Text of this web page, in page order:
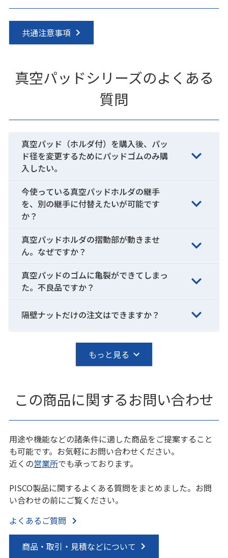
共通注意事項
真空パッドシリーズのよくある
質問
真空パッド（ホルダ付）を購入後、パッ
ド径を変更するためにパッドゴムのみ購
入したい。
今使っている真空パッドホルダの継手
を、別の継手に付替えたいが可能です
か？
真空パッドホルダの摺動部が動きませ
ん。なぜですか？
真空パッドのゴムに亀裂ができてしまっ
た。不良品ですか？
隔壁ナットだけの注文はできますか？
もっと見る
この商品に関するお問い合わせ
用途や機能などの諸条件に適した商品をご提案すること
も可能です。お気軽にお問い合わせください。
近くの営業所でも承っております。
PISCO製品に関するよくある質問をまとめました。お問
い合わせの前にご覧ください。
よくあるご質問
商品・取引・見積などについて